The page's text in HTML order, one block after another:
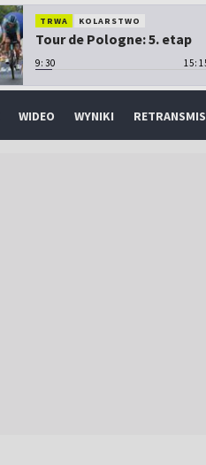
TRWA KOLARSTWO
Tour de Pologne: 5. etap
9:30
WIDEO WYNIKI